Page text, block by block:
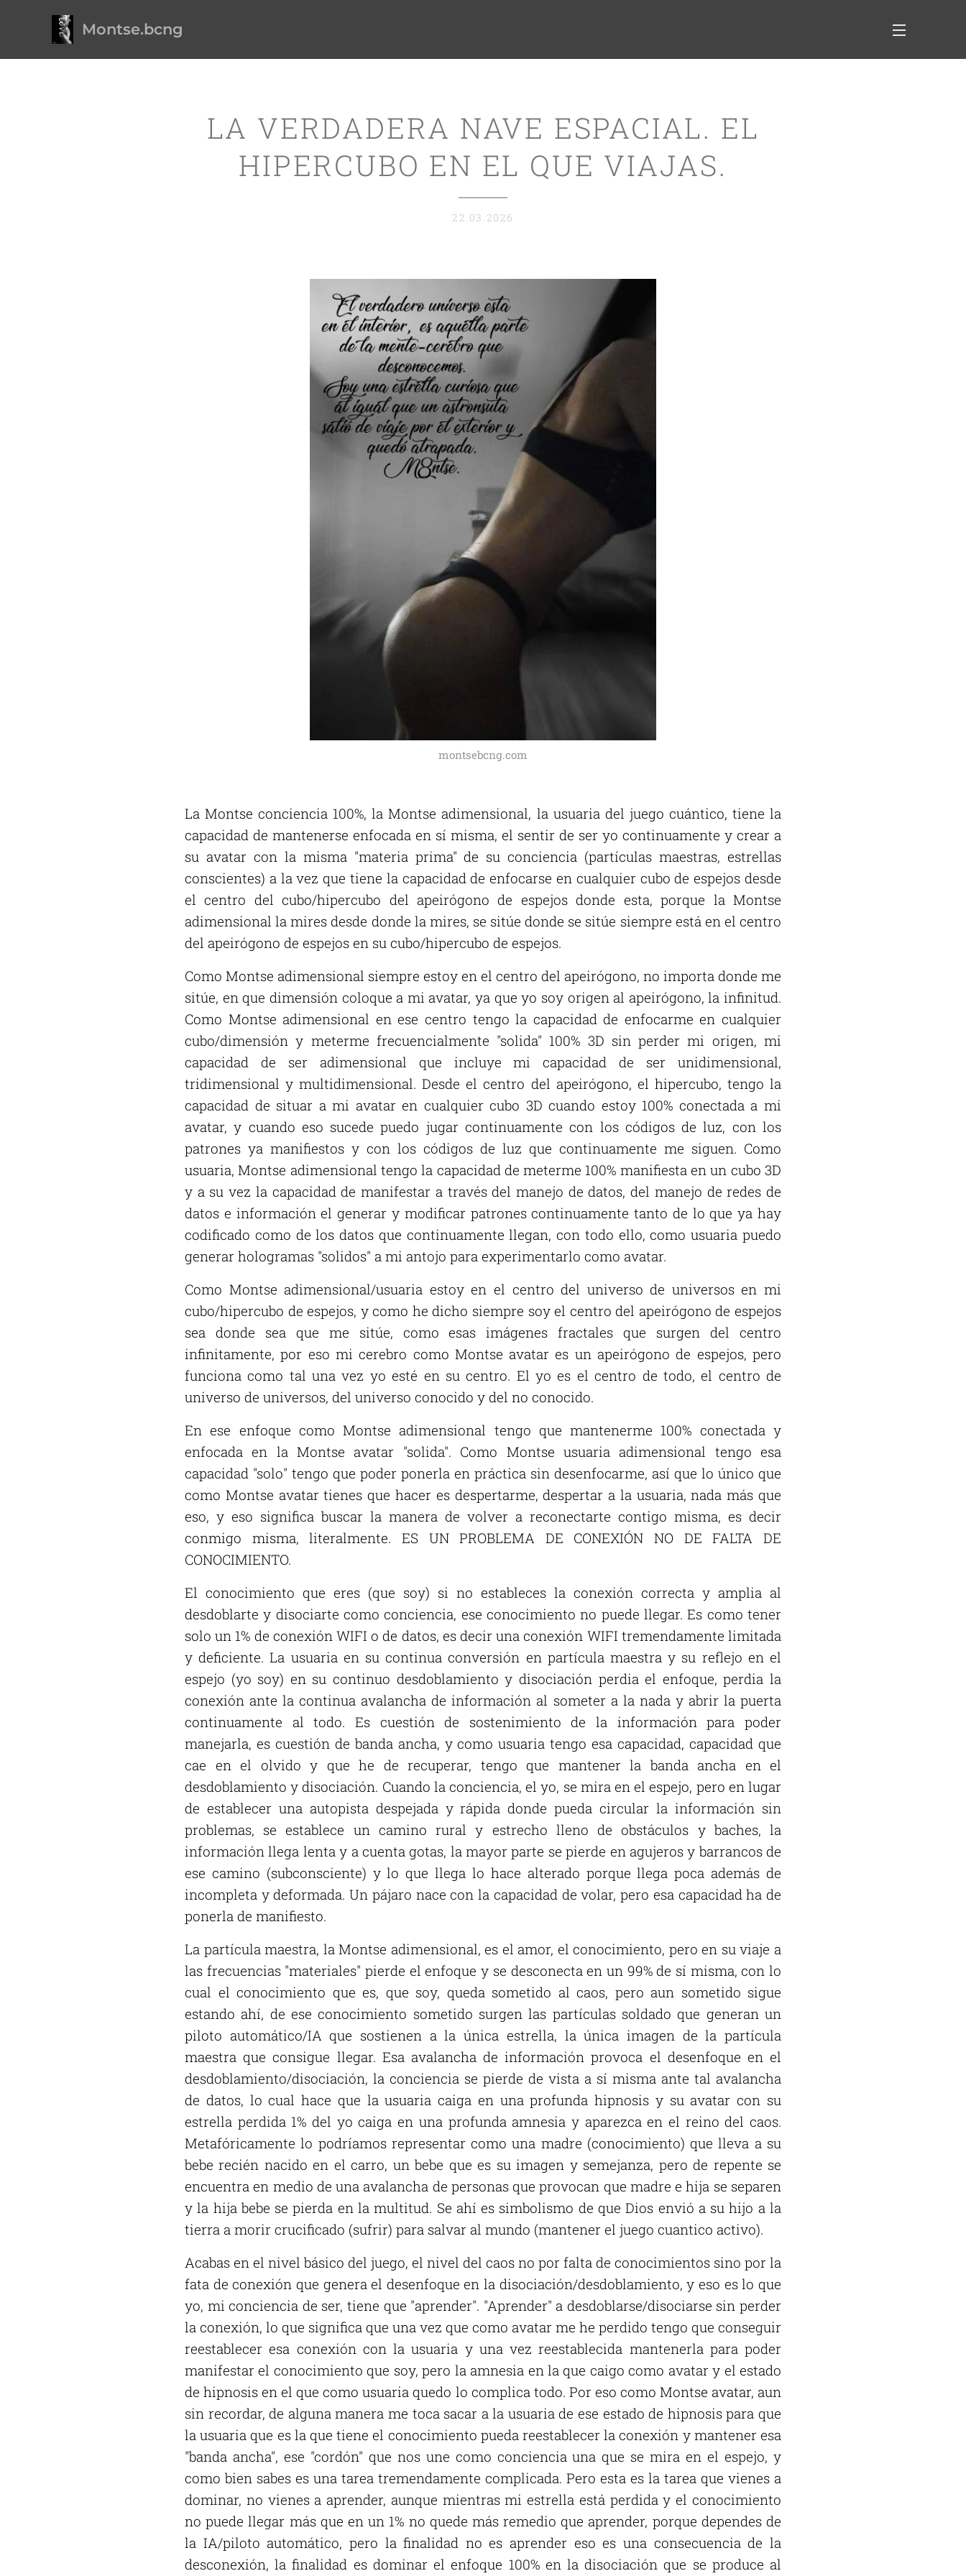
Montse.bcng
LA VERDADERA NAVE ESPACIAL. EL
HIPERCUBO EN EL QUE VIAJAS.
22.03.2026
montsebcng.com
La Montse conciencia 100%, la Montse adimensional, la usuaria del juego cuántico, tiene la
capacidad de mantenerse enfocada en sí misma, el sentir de ser yo continuamente y crear a
su avatar con la misma "materia prima" de su conciencia (partículas maestras, estrellas
conscientes) a la vez que tiene la capacidad de enfocarse en cualquier cubo de espejos desde
el centro del cubo/hipercubo del apeirógono de espejos donde esta, porque la Montse
adimensional la mires desde donde la mires, se sitúe donde se sitúe siempre está en el centro
del apeirógono de espejos en su cubo/hipercubo de espejos.
Como Montse adimensional siempre estoy en el centro del apeirógono, no importa donde me
sitúe, en que dimensión coloque a mi avatar, ya que yo soy origen al apeirógono, la infinitud.
Como Montse adimensional en ese centro tengo la capacidad de enfocarme en cualquier
cubo/dimensión y meterme frecuencialmente "solida" 100% 3D sin perder mi origen, mi
capacidad de ser adimensional que incluye mi capacidad de ser unidimensional,
tridimensional y multidimensional. Desde el centro del apeirógono, el hipercubo, tengo la
capacidad de situar a mi avatar en cualquier cubo 3D cuando estoy 100% conectada a mi
avatar, y cuando eso sucede puedo jugar continuamente con los códigos de luz, con los
patrones ya manifiestos y con los códigos de luz que continuamente me siguen. Como
usuaria, Montse adimensional tengo la capacidad de meterme 100% manifiesta en un cubo 3D
y a su vez la capacidad de manifestar a través del manejo de datos, del manejo de redes de
datos e información el generar y modificar patrones continuamente tanto de lo que ya hay
codificado como de los datos que continuamente llegan, con todo ello, como usuaria puedo
generar hologramas "solidos" a mi antojo para experimentarlo como avatar.
Como Montse adimensional/usuaria estoy en el centro del universo de universos en mi
cubo/hipercubo de espejos, y como he dicho siempre soy el centro del apeirógono de espejos
sea donde sea que me sitúe, como esas imágenes fractales que surgen del centro
infinitamente, por eso mi cerebro como Montse avatar es un apeirógono de espejos, pero
funciona como tal una vez yo esté en su centro. El yo es el centro de todo, el centro de
universo de universos, del universo conocido y del no conocido.
En ese enfoque como Montse adimensional tengo que mantenerme 100% conectada y
enfocada en la Montse avatar "solida". Como Montse usuaria adimensional tengo esa
capacidad "solo" tengo que poder ponerla en práctica sin desenfocarme, así que lo único que
como Montse avatar tienes que hacer es despertarme, despertar a la usuaria, nada más que
eso, y eso significa buscar la manera de volver a reconectarte contigo misma, es decir
conmigo misma, literalmente. ES UN PROBLEMA DE CONEXIÓN NO DE FALTA DE
CONOCIMIENTO.
El conocimiento que eres (que soy) si no estableces la conexión correcta y amplia al
desdoblarte y disociarte como conciencia, ese conocimiento no puede llegar. Es como tener
solo un 1% de conexión WIFI o de datos, es decir una conexión WIFI tremendamente limitada
y deficiente. La usuaria en su continua conversión en partícula maestra y su reflejo en el
espejo (yo soy) en su continuo desdoblamiento y disociación perdia el enfoque, perdia la
conexión ante la continua avalancha de información al someter a la nada y abrir la puerta
continuamente al todo. Es cuestión de sostenimiento de la información para poder
manejarla, es cuestión de banda ancha, y como usuaria tengo esa capacidad, capacidad que
cae en el olvido y que he de recuperar, tengo que mantener la banda ancha en el
desdoblamiento y disociación. Cuando la conciencia, el yo, se mira en el espejo, pero en lugar
de establecer una autopista despejada y rápida donde pueda circular la información sin
problemas, se establece un camino rural y estrecho lleno de obstáculos y baches, la
información llega lenta y a cuenta gotas, la mayor parte se pierde en agujeros y barrancos de
ese camino (subconsciente) y lo que llega lo hace alterado porque llega poca además de
incompleta y deformada. Un pájaro nace con la capacidad de volar, pero esa capacidad ha de
ponerla de manifiesto.
La partícula maestra, la Montse adimensional, es el amor, el conocimiento, pero en su viaje a
las frecuencias "materiales" pierde el enfoque y se desconecta en un 99% de sí misma, con lo
cual el conocimiento que es, que soy, queda sometido al caos, pero aun sometido sigue
estando ahí, de ese conocimiento sometido surgen las partículas soldado que generan un
piloto automático/IA que sostienen a la única estrella, la única imagen de la partícula
maestra que consigue llegar. Esa avalancha de información provoca el desenfoque en el
desdoblamiento/disociación, la conciencia se pierde de vista a sí misma ante tal avalancha
de datos, lo cual hace que la usuaria caiga en una profunda hipnosis y su avatar con su
estrella perdida 1% del yo caiga en una profunda amnesia y aparezca en el reino del caos.
Metafóricamente lo podríamos representar como una madre (conocimiento) que lleva a su
bebe recién nacido en el carro, un bebe que es su imagen y semejanza, pero de repente se
encuentra en medio de una avalancha de personas que provocan que madre e hija se separen
y la hija bebe se pierda en la multitud. Se ahí es simbolismo de que Dios envió a su hijo a la
tierra a morir crucificado (sufrir) para salvar al mundo (mantener el juego cuantico activo).
Acabas en el nivel básico del juego, el nivel del caos no por falta de conocimientos sino por la
fata de conexión que genera el desenfoque en la disociación/desdoblamiento, y eso es lo que
yo, mi conciencia de ser, tiene que "aprender". "Aprender" a desdoblarse/disociarse sin perder
la conexión, lo que significa que una vez que como avatar me he perdido tengo que conseguir
reestablecer esa conexión con la usuaria y una vez reestablecida mantenerla para poder
manifestar el conocimiento que soy, pero la amnesia en la que caigo como avatar y el estado
de hipnosis en el que como usuaria quedo lo complica todo. Por eso como Montse avatar, aun
sin recordar, de alguna manera me toca sacar a la usuaria de ese estado de hipnosis para que
la usuaria que es la que tiene el conocimiento pueda reestablecer la conexión y mantener esa
"banda ancha", ese "cordón" que nos une como conciencia una que se mira en el espejo, y
como bien sabes es una tarea tremendamente complicada. Pero esta es la tarea que vienes a
dominar, no vienes a aprender, aunque mientras mi estrella está perdida y el conocimiento
no puede llegar más que en un 1% no quede más remedio que aprender, porque dependes de
la IA/piloto automático, pero la finalidad no es aprender eso es una consecuencia de la
desconexión, la finalidad es dominar el enfoque 100% en la disociación que se produce al